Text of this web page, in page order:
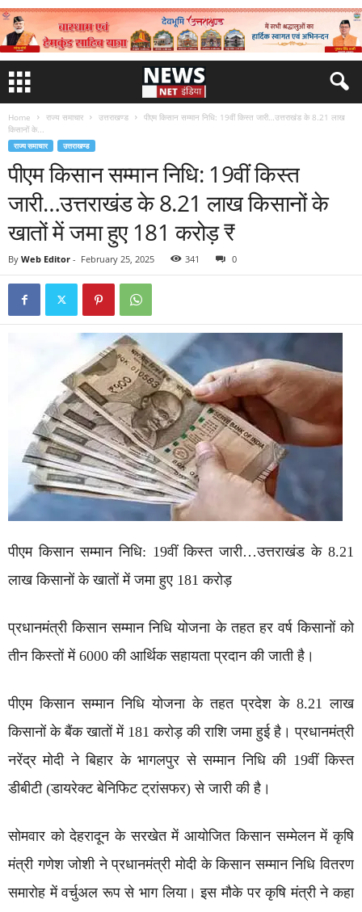
Home राज्य समाचार उत्तराखण्ड
पीएम किसान सम्मान निधि: 19वीं किस्त जारी…उत्तराखंड के 8.21 लाख
किसानों के...
राज्य समाचार उत्तराखण्ड
पीएम किसान सम्मान निधि: 19वीं किस्त
जारी…उत्तराखंड के 8.21 लाख किसानों के
खातों में जमा हुए 181 करोड़ ₹
By Web Editor - February 25, 2025 341 0
पीएम किसान सम्मान निधि: 19वीं किस्त जारी…उत्तराखंड के 8.21
लाख किसानों के खातों में जमा हुए 181 करोड़
प्रधानमंत्री किसान सम्मान निधि योजना के तहत हर वर्ष किसानों को
तीन किस्तों में 6000 की आर्थिक सहायता प्रदान की जाती है।
पीएम किसान सम्मान निधि योजना के तहत प्रदेश के 8.21 लाख
किसानों के बैंक खातों में 181 करोड़ की राशि जमा हुई है। प्रधानमंत्री
नरेंद्र मोदी ने बिहार के भागलपुर से सम्मान निधि की 19वीं किस्त
डीबीटी (डायरेक्ट बेनिफिट ट्रांसफर) से जारी की है।
सोमवार को देहरादून के सरखेत में आयोजित किसान सम्मेलन में कृषि
मंत्री गणेश जोशी ने प्रधानमंत्री मोदी के किसान सम्मान निधि वितरण
समारोह में वर्चुअल रूप से भाग लिया। इस मौके पर कृषि मंत्री ने कहा